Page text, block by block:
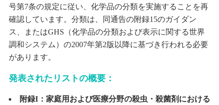
号第7条の規定に従い、化学品の分類を実施することを再
確認しています。分類は、同通告の附録15のガイダン
ス、またはGHS（化学品の分類および表示に関する世界
調和システム）の2007年第2版以降に基づき行われる必要
があります。
発表されたリストの概要：
附録I：家庭用および医療分野の殺虫・殺菌剤における